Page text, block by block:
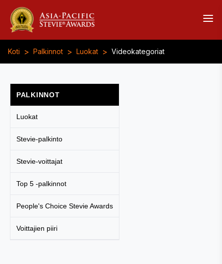
Koti > Palkinnot > Luokat > Videokategoriat
PALKINNOT
Luokat
Stevie-palkinto
Stevie-voittajat
Top 5 -palkinnot
People's Choice Stevie Awards
Voittajien piiri